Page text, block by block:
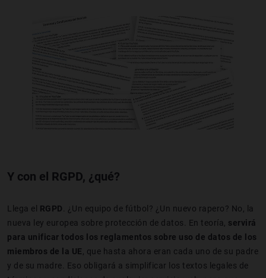
Y con el RGPD, ¿qué?
Llega el RGPD . ¿Un equipo de fútbol? ¿Un nuevo rapero? No, la
nueva ley europea sobre protección de datos. En teoría,
servirá
para unificar todos los reglamentos sobre uso de datos de los
miembros de la UE , que hasta ahora eran cada uno de su padre
y de su madre. Eso obligará a simplificar los textos legales de